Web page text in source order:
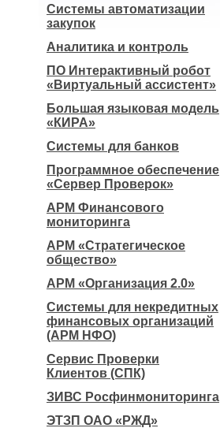
Системы автоматизации
закупок
Аналитика и контроль
ПО Интерактивный робот
«Виртуальный ассистент»
Большая языковая модель
«КИРА»
Системы для банков
Программное обеспечение
«Сервер Проверок»
АРМ Финансового
мониторинга
АРМ «Стратегическое
общество»
АРМ «Организация 2.0»
Системы для некредитных
финансовых организаций
(АРМ НФО)
Сервис Проверки
Клиентов (СПК)
ЗИВС Росфинмониторинга
ЭТЗП ОАО «РЖД»